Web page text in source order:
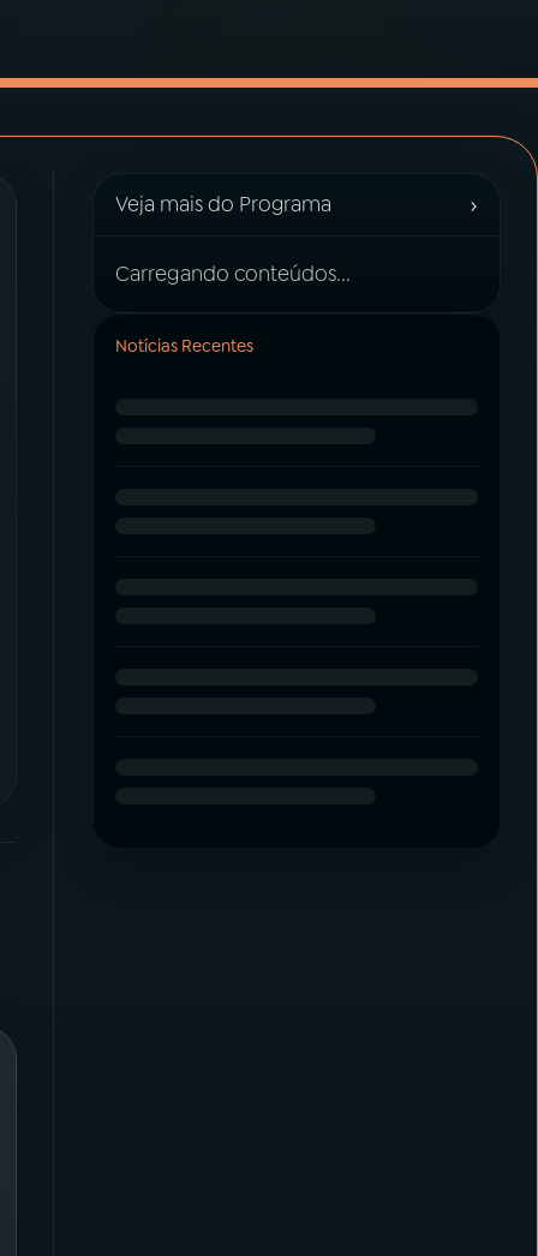
Veja mais do Programa ›
Carregando conteúdos...
Notícias Recentes